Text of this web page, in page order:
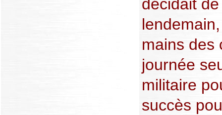
décidait
mains des
journée
militaire
succès